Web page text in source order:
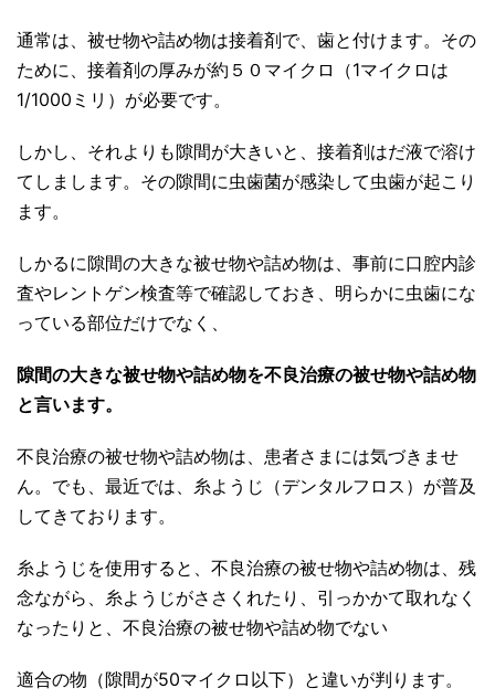
通常は、被せ物や詰め物は接着剤で、歯と付けます。その
ために、接着剤の厚みが約５０マイクロ（1マイクロは
1/1000ミリ）が必要です。
しかし、それよりも隙間が大きいと、接着剤はだ液で溶け
てしまします。その隙間に虫歯菌が感染して虫歯が起こり
ます。
しかるに隙間の大きな被せ物や詰め物は、事前に口腔内診
査やレントゲン検査等で確認しておき、明らかに虫歯にな
っている部位だけでなく、
隙間の大きな被せ物や詰め物を不良治療の被せ物や詰め物
と言います。
不良治療の被せ物や詰め物は、患者さまには気づきませ
ん。でも、最近では、糸ようじ（デンタルフロス）が普及
してきております。
糸ようじを使用すると、不良治療の被せ物や詰め物は、残
念ながら、糸ようじがささくれたり、引っかかて取れなく
なったりと、不良治療の被せ物や詰め物でない
適合の物（隙間が50マイクロ以下）と違いが判ります。